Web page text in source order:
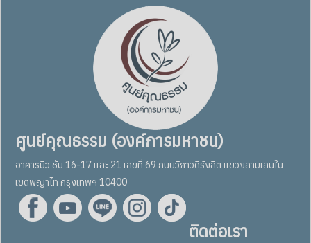
ศูนย์คุณธรรม (องค์การมหาชน)
อาคารมิว ชั้น 16-17 และ 21 เลขที่ 69 ถนนวิภาวดีรังสิต แขวงสามเสนใน
เขตพญาไท กรุงเทพฯ 10400
ติดต่อเรา